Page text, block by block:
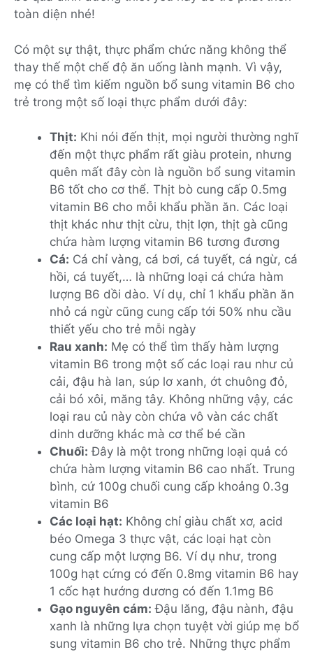
toàn diện nhé!
Có một sự thật, thực phẩm chức năng không thể
thay thế một chế độ ăn uống lành mạnh. Vì vậy,
mẹ có thể tìm kiếm nguồn bổ sung vitamin B6 cho
trẻ trong một số loại thực phẩm dưới đây:
Thịt: Khi nói đến thịt, mọi người thường nghĩ
đến một thực phẩm rất giàu protein, nhưng
quên mất đây còn là nguồn bổ sung vitamin
B6 tốt cho cơ thể. Thịt bò cung cấp 0.5mg
vitamin B6 cho mỗi khẩu phần ăn. Các loại
thịt khác như thịt cừu, thịt lợn, thịt gà cũng
chứa hàm lượng vitamin B6 tương đương
Cá: Cá chỉ vàng, cá bơi, cá tuyết, cá ngừ, cá
hồi, cá tuyết,… là những loại cá chứa hàm
lượng B6 dồi dào. Ví dụ, chỉ 1 khẩu phần ăn
nhỏ cá ngừ cũng cung cấp tới 50% nhu cầu
thiết yếu cho trẻ mỗi ngày
Rau xanh: Mẹ có thể tìm thấy hàm lượng
vitamin B6 trong một số các loại rau như củ
cải, đậu hà lan, súp lơ xanh, ớt chuông đỏ,
cải bó xôi, măng tây. Không những vậy, các
loại rau củ này còn chứa vô vàn các chất
dinh dưỡng khác mà cơ thể bé cần
Chuối: Đây là một trong những loại quả có
chứa hàm lượng vitamin B6 cao nhất. Trung
bình, cứ 100g chuối cung cấp khoảng 0.3g
vitamin B6
Các loại hạt: Không chỉ giàu chất xơ, acid
béo Omega 3 thực vật, các loại hạt còn
cung cấp một lượng B6. Ví dụ như, trong
100g hạt cứng có đến 0.8mg vitamin B6 hay
1 cốc hạt hướng dương có đến 1.1mg B6
Gạo nguyên cám: Đậu lăng, đậu nành, đậu
xanh là những lựa chọn tuyệt vời giúp mẹ bổ
sung vitamin B6 cho trẻ. Những thực phẩm